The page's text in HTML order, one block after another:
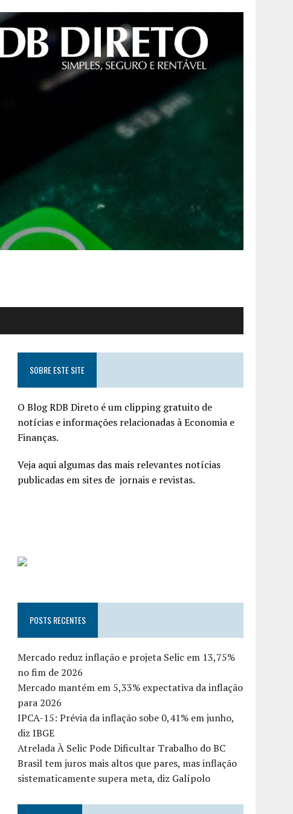
SOBRE ESTE SITE
O Blog RDB Direto é um clipping gratuito de
notícias e informações relacionadas à Economia e
Finanças.
Veja aqui algumas das mais relevantes notícias
publicadas em sites de jornais e revistas.
POSTS RECENTES
Mercado reduz inflação e projeta Selic em 13,75%
no fim de 2026
Mercado mantém em 5,33% expectativa da inflação
para 2026
IPCA-15: Prévia da inflação sobe 0,41% em junho,
diz IBGE
Atrelada À Selic Pode Dificultar Trabalho do BC
Brasil tem juros mais altos que pares, mas inflação
sistematicamente supera meta, diz Galípolo